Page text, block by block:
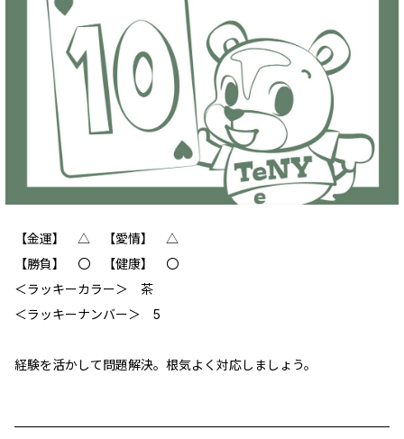
【金運】 △ 【愛情】 △
【勝負】 〇 【健康】 ‪〇
＜ラッキーカラー＞ 茶
＜ラッキーナンバー＞ 5
経験を活かして問題解決。根気よく対応しましょう。